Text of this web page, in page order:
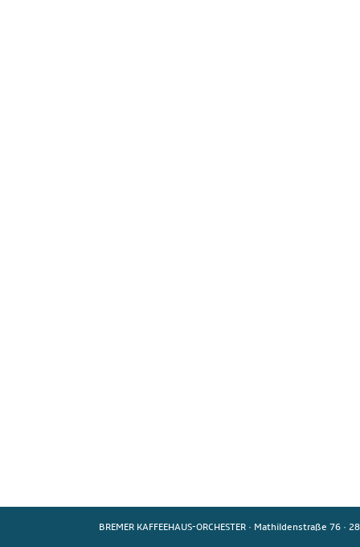
BREMER KAFFEEHAUS-ORCHESTER · Mathildenstraße 76 ·